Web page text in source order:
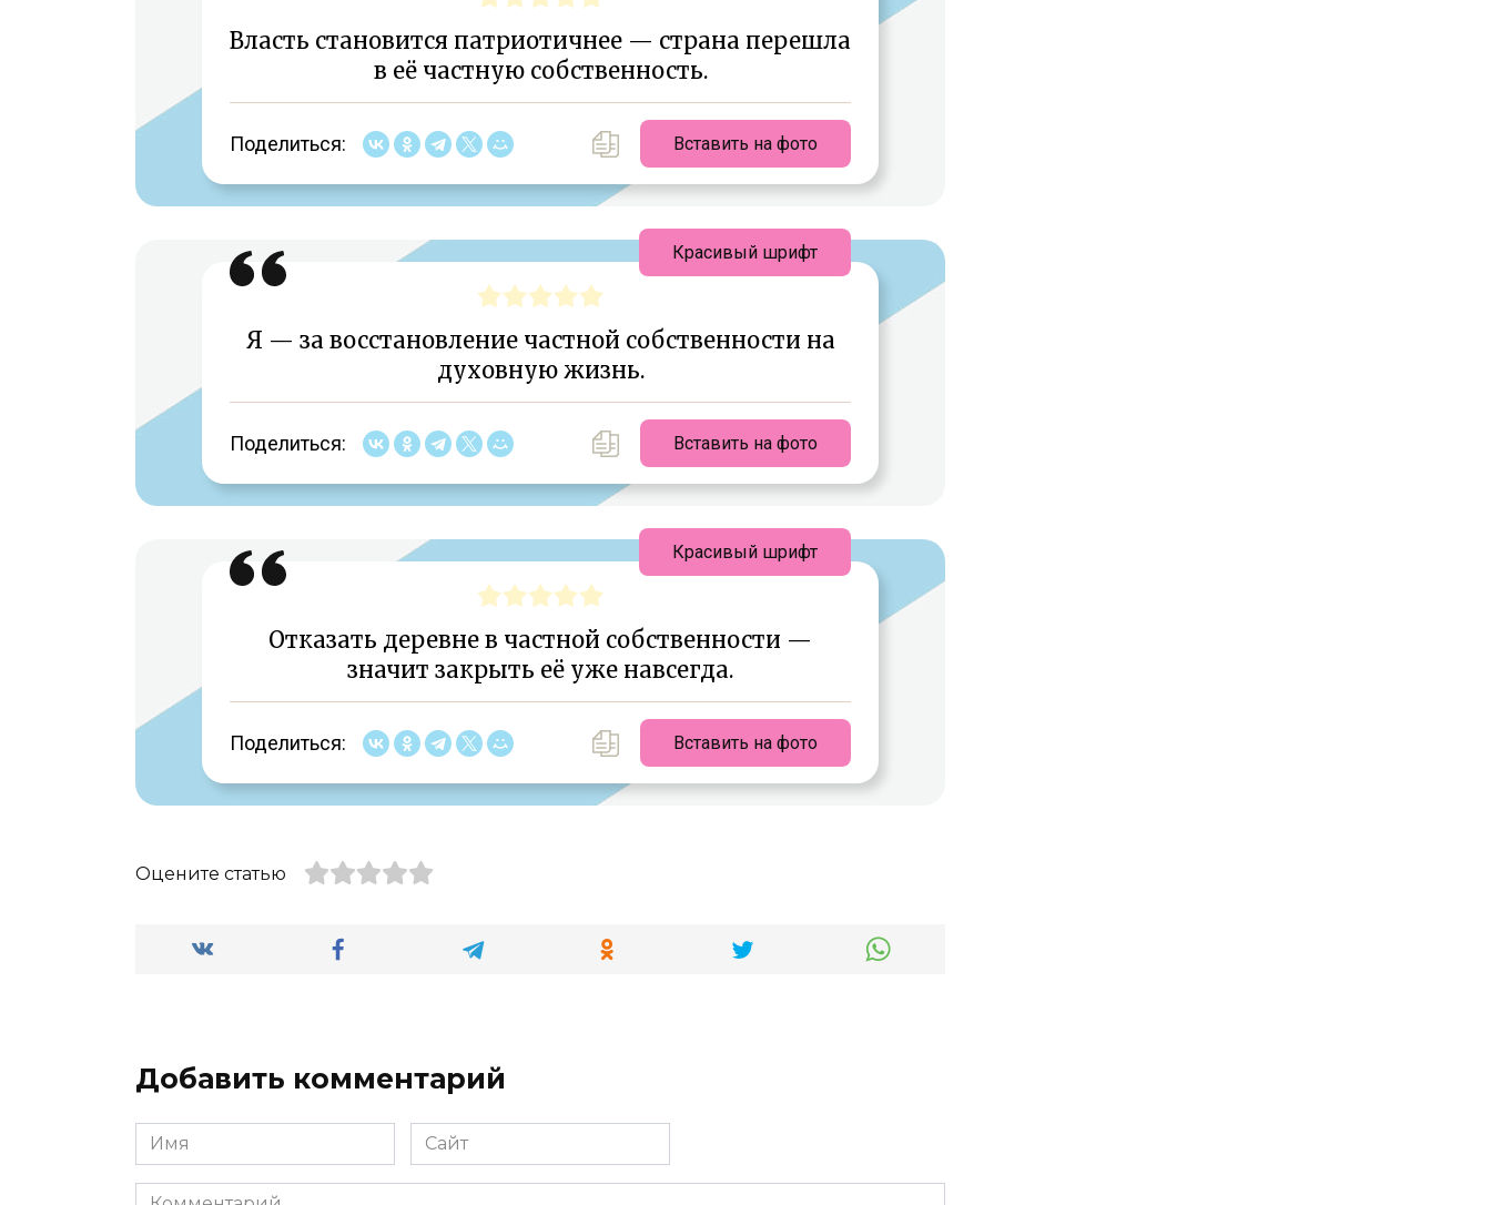
Власть становится патриотичнее — страна перешла
в её частную собственность.
Поделиться: Вставить на фото
Я — за восстановление частной собственности на
духовную жизнь.
Поделиться: Вставить на фото
Красивый шрифт
Отказать деревне в частной собственности —
значит закрыть её уже навсегда.
Поделиться: Вставить на фото
Красивый шрифт
Оцените статью
Добавить комментарий
Имя
*
Сайт
Комментарий